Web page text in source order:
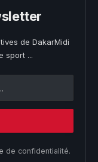
de DakarMidi
sport ...
de confidentialité.